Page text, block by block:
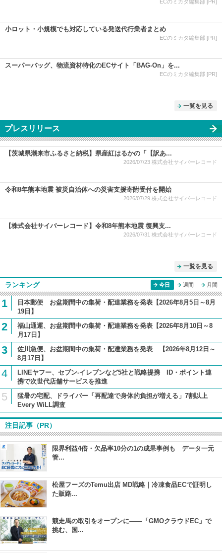
ECのミカタ編集部 [PR]
小ロット・小規模でも対応している発送代行業者まとめ
ECのミカタ編集部 [PR]
スーパーバッグ、物流資材特化のECサイト「BAG-On」を...
ECのミカタ編集部 [PR]
一覧を見る
プレスリリース
【茨城県潮来市ふるさと納税】県産紅はるかの「【訳あ...
2026/07/23 株式会社サイバーレコード
令和8年熊本地震 被災自治体への災害支援寄附受付を開始
2026/07/29 株式会社サイバーレコード
【株式会社サイバーレコード】令和8年熊本地震 復興支...
2026/07/31 株式会社サイバーレコード
一覧を見る
ランキング 今日 週間 月間
1
日本郵便 お盆期間中の集荷・配達業務を発表【2026年8月5日～8月
19日】
2
福山通運、お盆期間中の集荷・配達業務を発表【2026年8月10日～8
月17日】
3
佐川急便、お盆期間中の集荷・配達業務を発表 【2026年8月12日～
8月17日】
4
LINEヤフー、セブン-イレブンなど5社と戦略提携 ID・ポイント連
携で次世代店舗サービスを推進
5
猛暑の宅配、ドライバー「再配達で身体的負担が増える」7割以上
Every WiLL調査
注目記事（PR）
限界利益4倍・欠品率10分の1の成果事例も データ一元
管...
松屋フーズのTemu出店 MD戦略｜冷凍食品ECで証明し
た販路...
競走馬の取引をオープンに――「GMOクラウドEC」で
挑む、国...